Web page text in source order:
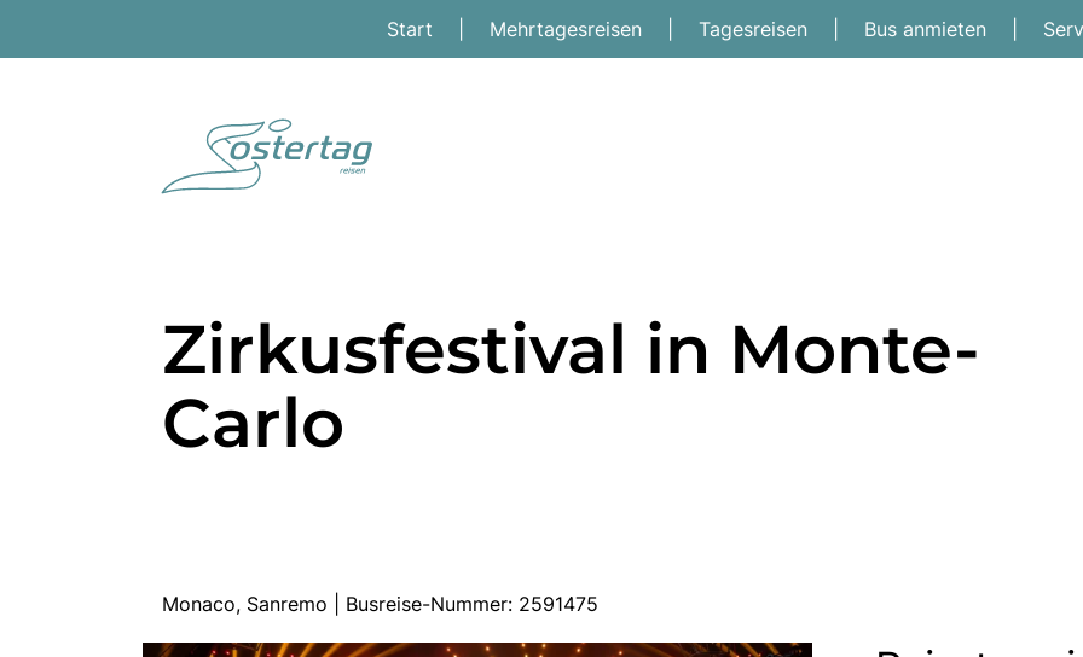
Start Mehrtagesreisen Tagesreisen Bus anmieten
Zirkusfestival in Monte-
Carlo
Monaco, Sanremo | Busreise-Nummer: 2591475